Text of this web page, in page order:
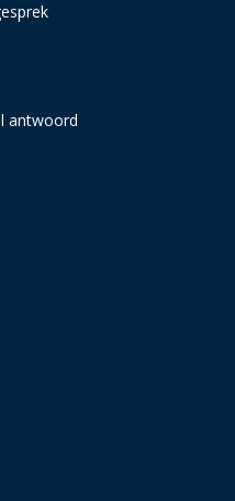
antwoord